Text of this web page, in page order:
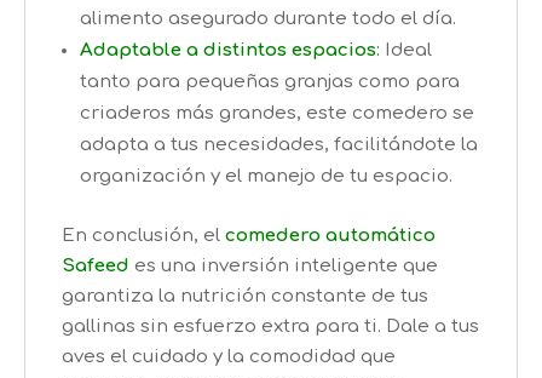
alimento asegurado durante todo el día.
Adaptable a distintos espacios: Ideal
tanto para pequeñas granjas como para
criaderos más grandes, este comedero se
adapta a tus necesidades, facilitándote la
organización y el manejo de tu espacio.
En conclusión, el comedero automático
Safeed es una inversión inteligente que
garantiza la nutrición constante de tus
gallinas sin esfuerzo extra para ti. Dale a tus
aves el cuidado y la comodidad que